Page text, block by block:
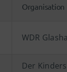
Organisation
WDR
Der